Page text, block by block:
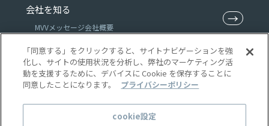
会社を知る
MVVメッセージ会社概要
→
特集
特集一覧
→
ニュース
「同意する」をクリックすると、サイトナビゲーションを強
化し、サイトの使用状況を分析し、弊社のマーケティング活
動を支援するために、デバイスに Cookie を保存することに
同意したことになります。
プライバシーポリシー
cookie設定